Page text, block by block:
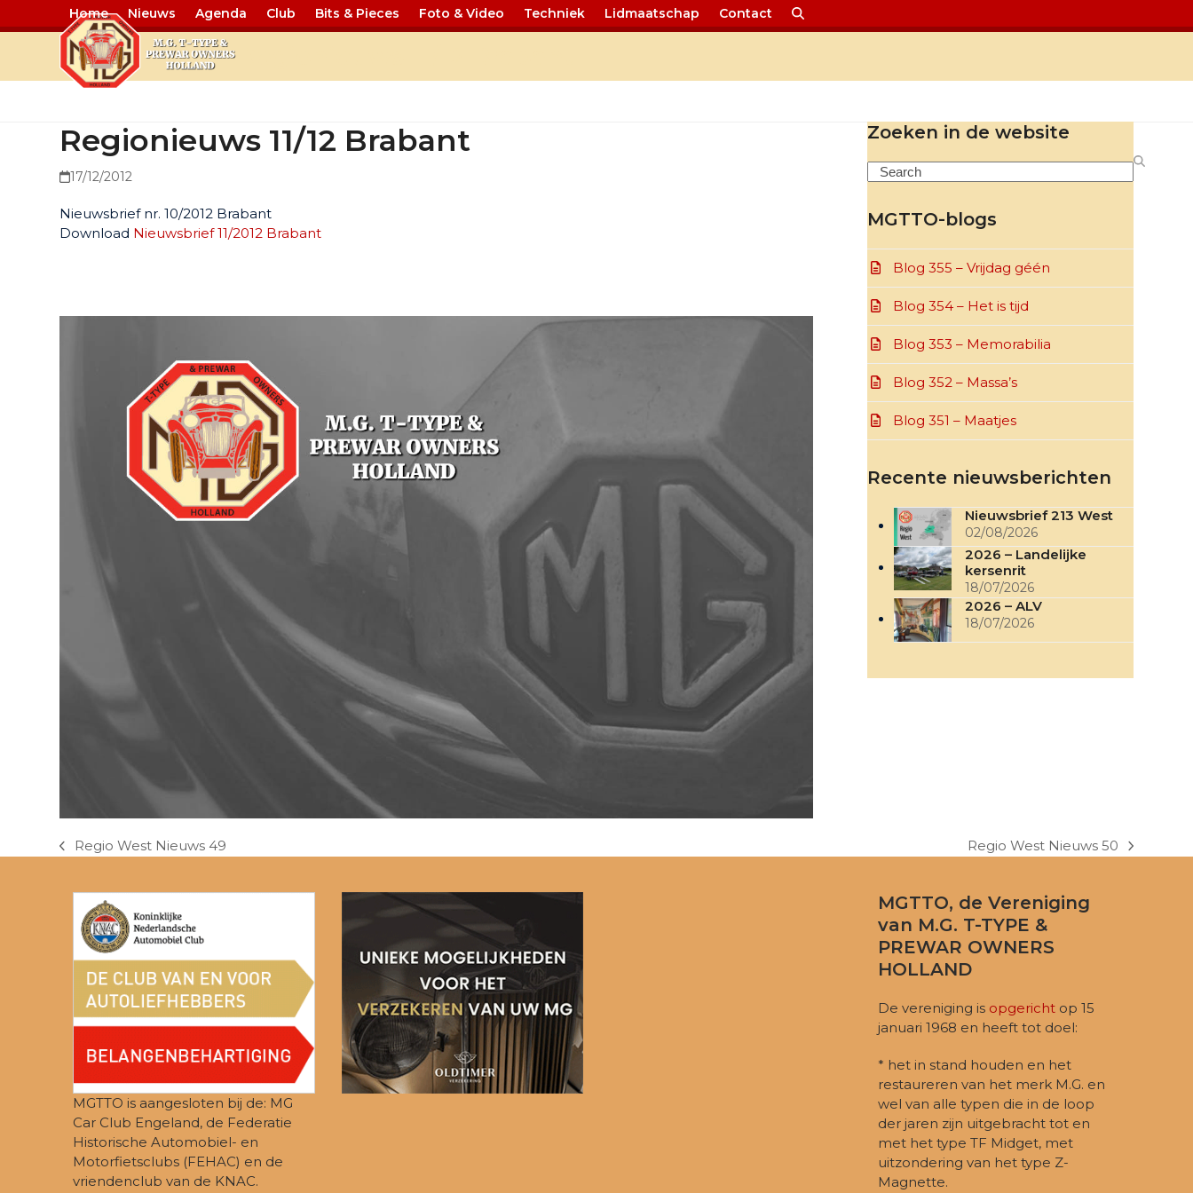
Home Nieuws Agenda Club Bits & Pieces Foto & Video Techniek Lidmaatschap Contact
Regionieuws 11/12 Brabant
17/12/2012
Nieuwsbrief nr. 10/2012 Brabant
Download Nieuwsbrief 11/2012 Brabant
Zoeken in de website
Search
MGTTO-blogs
Blog 355 – Vrijdag géén
Blog 354 – Het is tijd
Blog 353 – Memorabilia
Blog 352 – Massa’s
Blog 351 – Maatjes
Recente nieuwsberichten
Nieuwsbrief 213 West
02/08/2026
2026 – Landelijke
kersenrit
18/07/2026
2026 – ALV
18/07/2026
previous
Regio West Nieuws 49
next
Regio West Nieuws 50
MGTTO is aangesloten bij de: MG
Car Club Engeland, de Federatie
Historische Automobiel- en
Motorfietsclubs (FEHAC) en de
vriendenclub van de KNAC.
MGTTO, de Vereniging
van M.G. T-TYPE &
PREWAR OWNERS
HOLLAND
De vereniging is opgericht op 15
januari 1968 en heeft tot doel:
* het in stand houden en het
restaureren van het merk M.G. en
wel van alle typen die in de loop
der jaren zijn uitgebracht tot en
met het type TF Midget, met
uitzondering van het type Z-
Magnette.